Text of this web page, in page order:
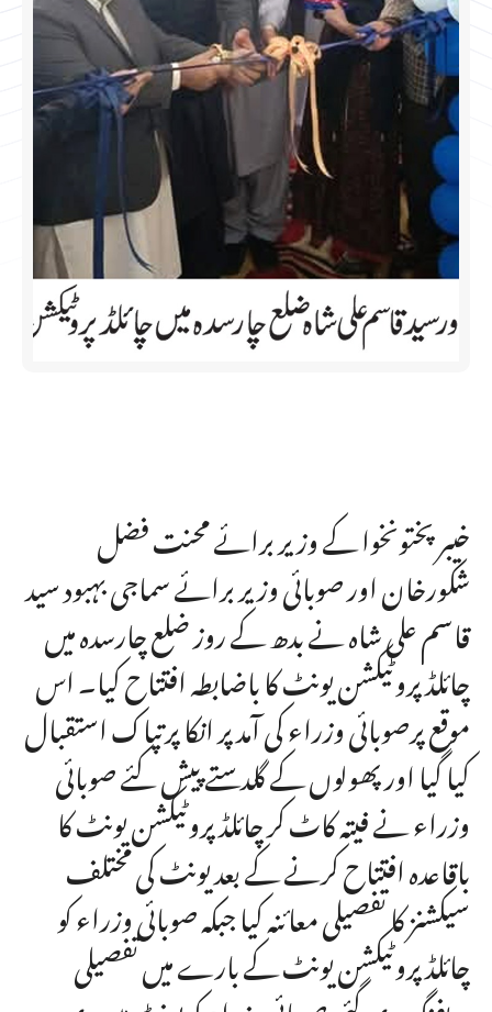
خیبر پختونخوا کے وزیر برائے محنت فضل
شکورخان اور صوبائی وزیر برائے سماجی بہبود سید
قاسم علی شاہ نے بدھ کے روز ضلع چارسدہ میں
چائلڈ پروٹیکشن یونٹ کا باضابطہ افتتاح کیا۔ اس
موقع پرصوبائی وزراء کی آمدپر انکا پرتپاک استقبال
کیا گیا اور پھولوں کے گلدستے پیش کئے صوبائی
وزراء نے فیتہ کاٹ کر چائلڈ پروٹیکشن یونٹ کا
باقاعدہ افتتاح کرنے کے بعد یونٹ کی مختلف
سیکشنز کا تفصیلی معائنہ کیا جبکہ صوبائی وزراء کو
چائلڈ پروٹیکشن یونٹ کے بارے میں تفصیلی